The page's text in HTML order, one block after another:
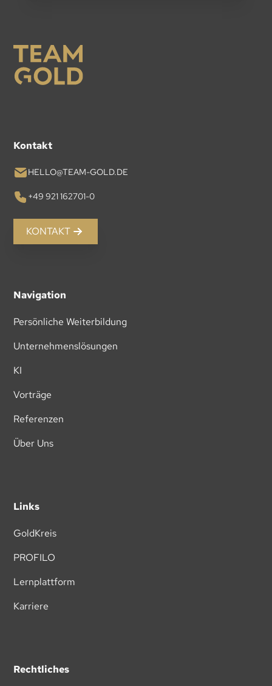
Kontakt
HELLO@TEAM-GOLD.DE
+49 921 162701-0
KONTAKT
Navigation
Persönliche Weiterbildung
Unternehmenslösungen
KI
Vorträge
Referenzen
Über Uns
Links
GoldKreis
PROFILO
Lernplattform
Karriere
Rechtliches